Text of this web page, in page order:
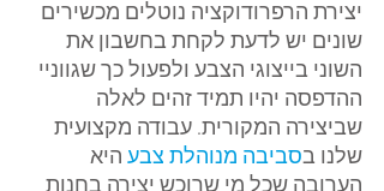
יצירת הרפרודוקציה נוטלים מכשירים
שונים יש לדעת לקחת בחשבון את
השוני בייצוגי הצבע ולפעול כך שגווניי
ההדפסה יהיו תמיד זהים לאלה
שביצירה המקורית. עבודה מקצועית
שלנו בסביבה מנוהלת צבע היא